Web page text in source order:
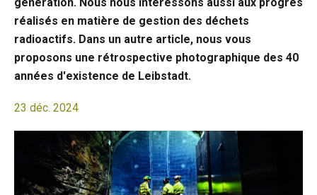
réalisés en matière de gestion des déchets
radioactifs. Dans un autre article, nous vous
proposons une rétrospective photographique des 40
années d'existence de Leibstadt.
23 déc. 2024